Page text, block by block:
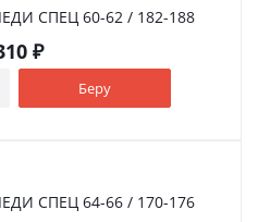
СПЕЦ 60-62 / 182-188
₽
Беру
СПЕЦ 64-66 / 170-176